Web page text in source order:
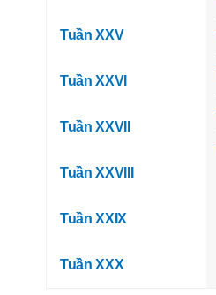
Tuần XXV
Tuần XXVI
Tuần XXVII
Tuần XXVIII
Tuần XXIX
Tuần XXX